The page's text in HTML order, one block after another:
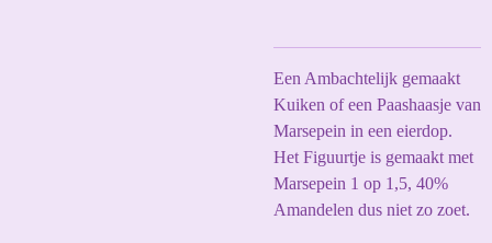
Een Ambachtelijk gemaakt
Kuiken of een Paashaasje van
Marsepein in een eierdop.
Het Figuurtje is gemaakt met
Marsepein 1 op 1,5, 40%
Amandelen dus niet zo zoet.